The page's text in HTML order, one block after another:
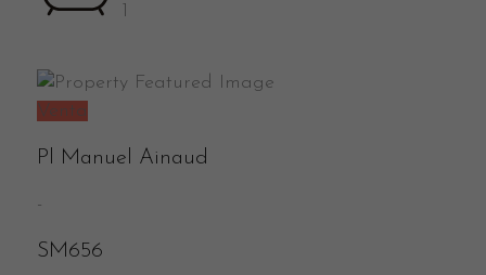
1
Venta
Pl Manuel Ainaud
-
SM656